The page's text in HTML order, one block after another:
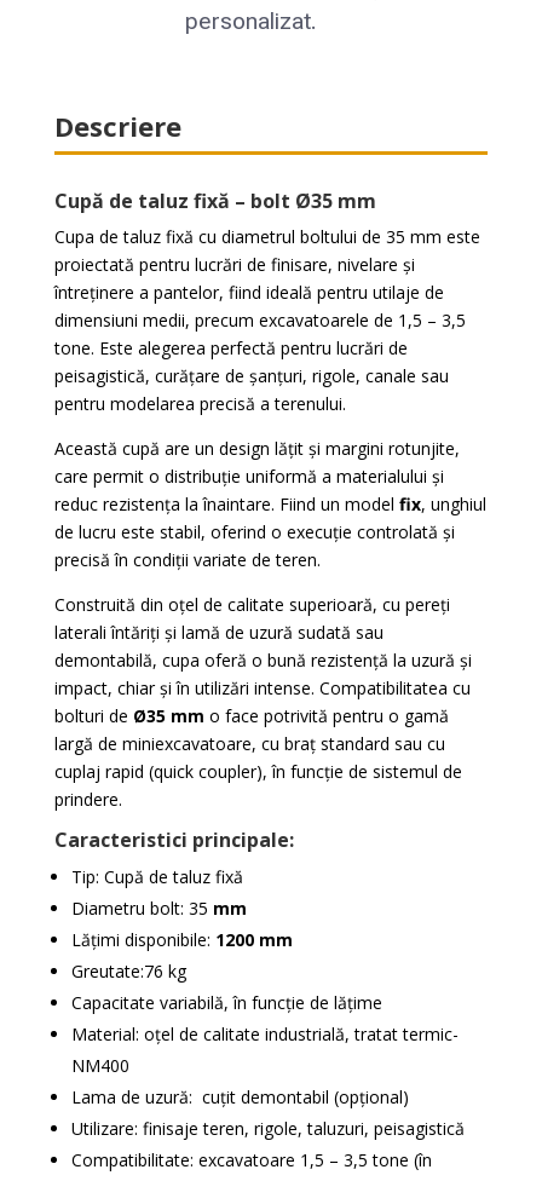
personalizat.
Descriere
Cupă de taluz fixă – bolt Ø35 mm
Cupa de taluz fixă cu diametrul boltului de 35 mm este
proiectată pentru lucrări de finisare, nivelare și
întreținere a pantelor, fiind ideală pentru utilaje de
dimensiuni medii, precum excavatoarele de 1,5 – 3,5
tone. Este alegerea perfectă pentru lucrări de
peisagistică, curățare de șanțuri, rigole, canale sau
pentru modelarea precisă a terenului.
Această cupă are un design lățit și margini rotunjite,
care permit o distribuție uniformă a materialului și
reduc rezistența la înaintare. Fiind un model fix, unghiul
de lucru este stabil, oferind o execuție controlată și
precisă în condiții variate de teren.
Construită din oțel de calitate superioară, cu pereți
laterali întăriți și lamă de uzură sudată sau
demontabilă, cupa oferă o bună rezistență la uzură și
impact, chiar și în utilizări intense. Compatibilitatea cu
bolturi de Ø35 mm o face potrivită pentru o gamă
largă de miniexcavatoare, cu braț standard sau cu
cuplaj rapid (quick coupler), în funcție de sistemul de
prindere.
Caracteristici principale:
Tip: Cupă de taluz fixă
Diametru bolt: 35 mm
Lățimi disponibile: 1200 mm
Greutate:76 kg
Capacitate variabilă, în funcție de lățime
Material: oțel de calitate industrială, tratat termic-
NM400
Lama de uzură: cuțit demontabil (opțional)
Utilizare: finisaje teren, rigole, taluzuri, peisagistică
Compatibilitate: excavatoare 1,5 – 3,5 tone (în